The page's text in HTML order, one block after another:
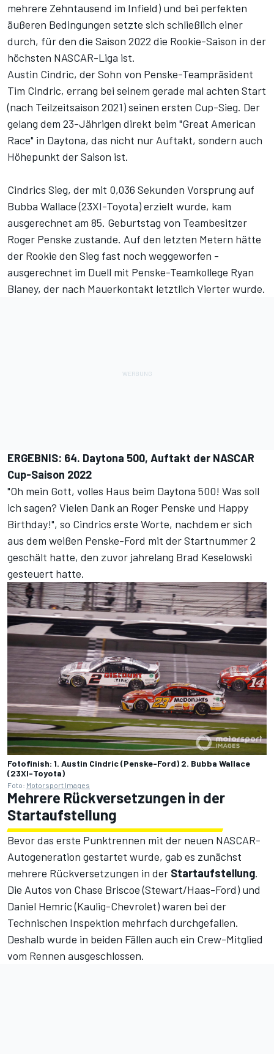
mehrere Zehntausend im Infield) und bei perfekten
äußeren Bedingungen setzte sich schließlich einer
durch, für den die Saison 2022 die Rookie-Saison in der
höchsten NASCAR-Liga ist.
Austin Cindric, der Sohn von Penske-Teampräsident
Tim Cindric, errang bei seinem gerade mal achten Start
(nach Teilzeitsaison 2021) seinen ersten Cup-Sieg. Der
gelang dem 23-Jährigen direkt beim "Great American
Race" in Daytona, das nicht nur Auftakt, sondern auch
Höhepunkt der Saison ist.
Cindrics Sieg, der mit 0,036 Sekunden Vorsprung auf
Bubba Wallace (23XI-Toyota) erzielt wurde, kam
ausgerechnet am 85. Geburtstag von Teambesitzer
Roger Penske zustande. Auf den letzten Metern hätte
der Rookie den Sieg fast noch weggeworfen -
ausgerechnet im Duell mit Penske-Teamkollege Ryan
Blaney, der nach Mauerkontakt letztlich Vierter wurde.
ERGEBNIS: 64. Daytona 500, Auftakt der NASCAR
Cup-Saison 2022
"Oh mein Gott, volles Haus beim Daytona 500! Was soll
ich sagen? Vielen Dank an Roger Penske und Happy
Birthday!", so Cindrics erste Worte, nachdem er sich
aus dem weißen Penske-Ford mit der Startnummer 2
geschält hatte, den zuvor jahrelang Brad Keselowski
gesteuert hatte.
Fotofinish: 1. Austin Cindric (Penske-Ford) 2. Bubba Wallace
(23XI-Toyota)
Foto: Motorsport Images
Mehrere Rückversetzungen in der
Startaufstellung
Bevor das erste Punktrennen mit der neuen NASCAR-
Autogeneration gestartet wurde, gab es zunächst
mehrere Rückversetzungen in der Startaufstellung.
Die Autos von Chase Briscoe (Stewart/Haas-Ford) und
Daniel Hemric (Kaulig-Chevrolet) waren bei der
Technischen Inspektion mehrfach durchgefallen.
Deshalb wurde in beiden Fällen auch ein Crew-Mitglied
vom Rennen ausgeschlossen.